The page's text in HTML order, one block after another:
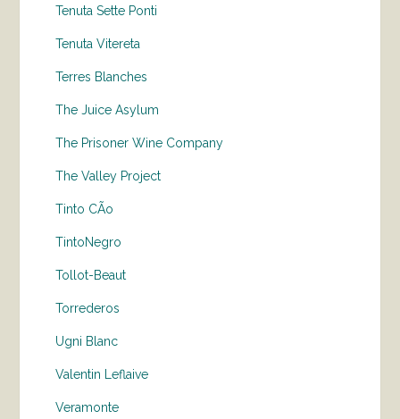
Tenuta Sette Ponti
Tenuta Vitereta
Terres Blanches
The Juice Asylum
The Prisoner Wine Company
The Valley Project
Tinto CÃo
TintoNegro
Tollot-Beaut
Torrederos
Ugni Blanc
Valentin Leflaive
Veramonte